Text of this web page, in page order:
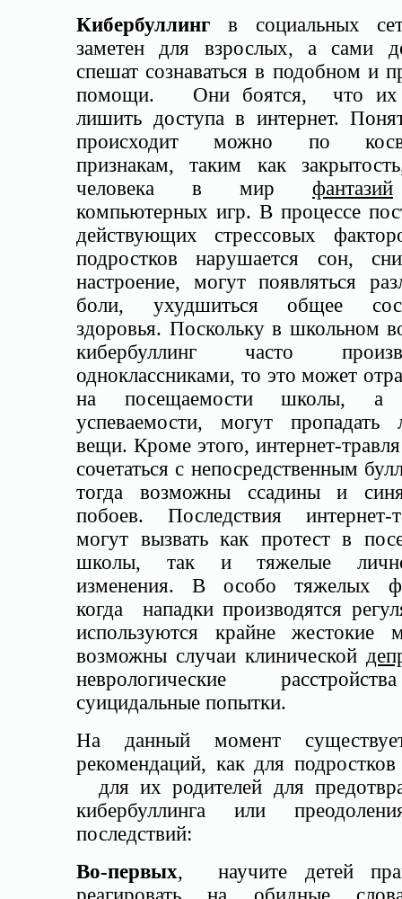
Кибербуллинг в социальных
заметен для взрослых, а сами
спешат сознаваться в подобном и
помощи. Они боятся, что их
лишить доступа в интернет.
происходит можно по
признакам, таким как
человека в мир фантазий
компьютерных игр. В процессе
действующих стрессовых
подростков нарушается сон,
настроение, могут появляться
боли, ухудшиться общее
здоровья. Поскольку в школьном
кибербуллинг часто
одноклассниками, то это может
на посещаемости школы, а
успеваемости, могут пропадать
вещи. Кроме этого, интернет-
сочетаться с непосредственным
тогда возможны ссадины и
побоев. Последствия интернет-
могут вызвать как протест в
школы, так и тяжелые
изменения. В особо тяжелых
когда нападки производятся
используются крайне жестокие
возможны случаи клинической
неврологические
суицидальные попытки.
На данный момент
рекомендаций, как для
для их родителей для
кибербуллинга или
последствий:
Во-первых, научите детей